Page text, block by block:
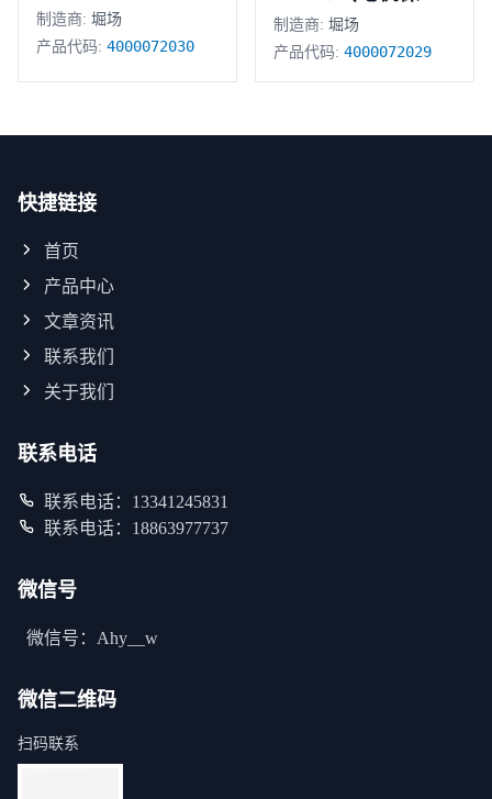
极 6安培
制造商: 堀场
产品代码: 4000072030
断路器）
制造商: 堀场
产品代码: 4000072029
快捷链接
首页
产品中心
文章资讯
联系我们
关于我们
联系电话
联系电话：13341245831
联系电话：18863977737
微信号
微信号：Ahy__w
微信二维码
扫码联系